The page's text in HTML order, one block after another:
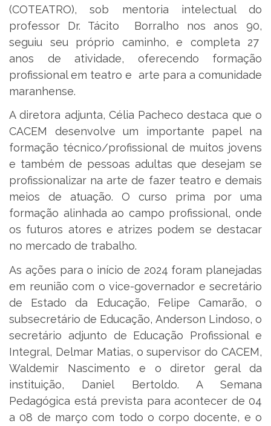
(COTEATRO), sob mentoria intelectual do
professor Dr. Tácito Borralho nos anos 90,
seguiu seu próprio caminho, e completa 27
anos de atividade, oferecendo formação
profissional em teatro e arte para a comunidade
maranhense.
A diretora adjunta, Célia Pacheco destaca que o
CACEM desenvolve um importante papel na
formação técnico/profissional de muitos jovens
e também de pessoas adultas que desejam se
profissionalizar na arte de fazer teatro e demais
meios de atuação. O curso prima por uma
formação alinhada ao campo profissional, onde
os futuros atores e atrizes podem se destacar
no mercado de trabalho.
As ações para o início de 2024 foram planejadas
em reunião com o vice-governador e secretário
de Estado da Educação, Felipe Camarão, o
subsecretário de Educação, Anderson Lindoso, o
secretário adjunto de Educação Profissional e
Integral, Delmar Matias, o supervisor do CACEM,
Waldemir Nascimento e o diretor geral da
instituição, Daniel Bertoldo. A Semana
Pedagógica está prevista para acontecer de 04
a 08 de março com todo o corpo docente, e o